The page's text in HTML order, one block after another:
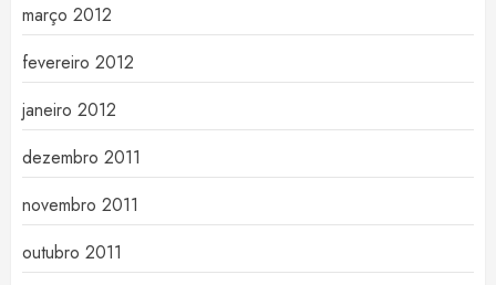
março 2012
fevereiro 2012
janeiro 2012
dezembro 2011
novembro 2011
outubro 2011